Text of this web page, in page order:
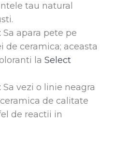
tau natural
Sa apara pete pe
de ceramica; aceasta
la Select
Sa vezi o linie neagra
de calitate
de reactii in